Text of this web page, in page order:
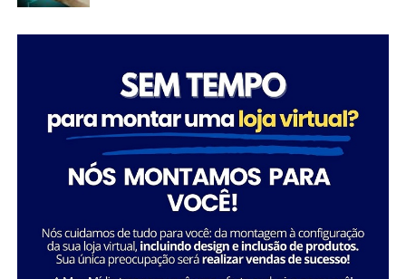
A Savana integra o Grupo Águia Branca e é especializada
na comercialização de caminhões e veículos comerciais
da Mercedes-Benz. Com forte presença nos setores de
transporte e logística, oferece um portfólio completo
de veículos, peças e serviços de oficina. Além disso,
disponibiliza soluções em pneus e recapagem,
garantindo performance e eficiência para os clientes do
segmento de transporte de cargas.
feminina no setor social: “Acredito que quando as
mulheres assumem a liderança, trazem consigo uma
perspectiva única e essencial que promove a inclusão e o
desenvolvimento sustentável. Meu objetivo é continuar
inspirando e capacitando outras mulheres a seguirem
esse caminho, transformando ainda mais vidas e
Essa trajetória exemplifica como o ativismo e o
empreendedorismo social podem convergir para criar